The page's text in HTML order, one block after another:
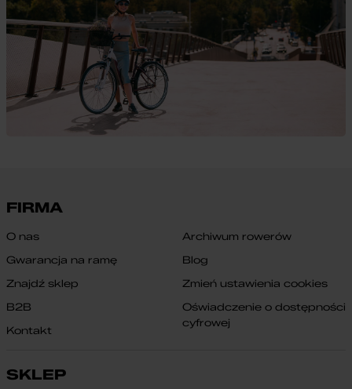
FIRMA
O nas
Gwarancja na ramę
Znajdź sklep
B2B
Kontakt
Archiwum rowerów
Blog
Zmień ustawienia cookies
Oświadczenie o dostępności
cyfrowej
SKLEP